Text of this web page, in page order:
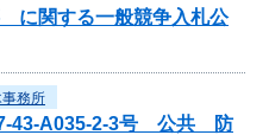
に関する一般競争入札公
務所
43-A035-2-3号 公共 防